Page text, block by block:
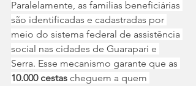
Paralelamente, as famílias beneficiárias
são identificadas e cadastradas por
meio do sistema federal de assistência
social nas cidades de Guarapari e
Serra. Esse mecanismo garante que as
10.000 cestas cheguem a quem